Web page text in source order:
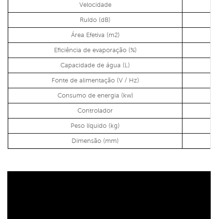
Velocidade
Ruído (dB)
Área Efetiva (m2)
Eficiência de evaporação (%)
Capacidade de água (L)
Fonte de alimentação (V / Hz)
Consumo de energia (kw)
Controlador
Peso líquido (kg)
Dimensão (mm)